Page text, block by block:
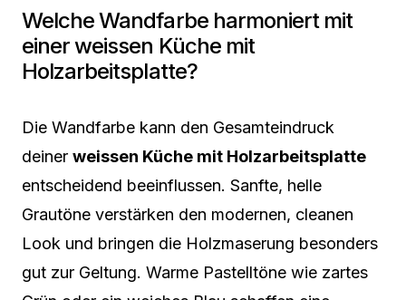
Welche Wandfarbe harmoniert mit
einer weissen Küche mit
Holzarbeitsplatte?
Die Wandfarbe kann den Gesamteindruck
deiner weissen Küche mit Holzarbeitsplatte
entscheidend beeinflussen. Sanfte, helle
Grautöne verstärken den modernen, cleanen
Look und bringen die Holzmaserung besonders
gut zur Geltung. Warme Pastelltöne wie zartes